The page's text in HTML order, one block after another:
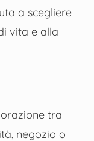
a scegliere
vita e alla
tra
negozio o